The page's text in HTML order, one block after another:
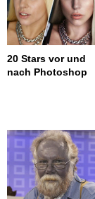
20 Stars vor und
nach Photoshop